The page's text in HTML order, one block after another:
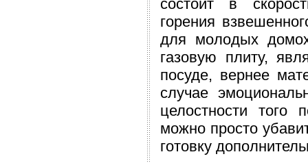
состоит в
горения
для молодых
газовую плиту,
посуде, вернее
случае
целостности того
можно просто
готовку